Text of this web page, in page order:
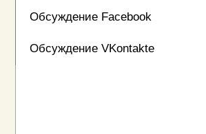
Обсуждение Facebook
Обсуждение VKontakte